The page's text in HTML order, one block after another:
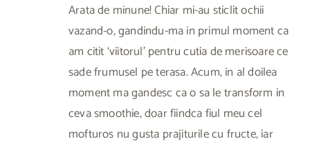
Arata de minune! Chiar mi-au sticlit ochii
vazand-o, gandindu-ma in primul moment ca
am citit ‘viitorul’ pentru cutia de merisoare ce
sade frumusel pe terasa. Acum, in al doilea
moment ma gandesc ca o sa le transform in
ceva smoothie, doar fiindca fiul meu cel
mofturos nu gusta prajiturile cu fructe, iar